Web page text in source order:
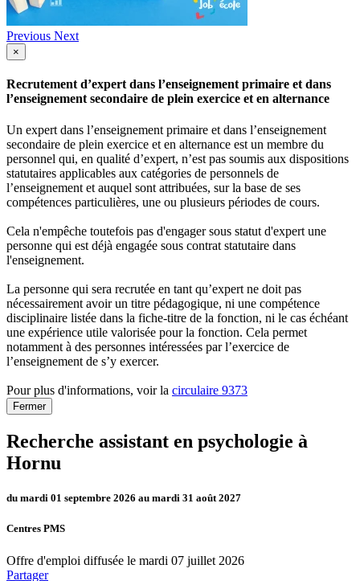
Previous Next
×
Recrutement d’expert dans l’enseignement primaire et dans
l’enseignement secondaire de plein exercice et en alternance
Un expert dans l’enseignement primaire et dans l’enseignement
secondaire de plein exercice et en alternance est un membre du
personnel qui, en qualité d’expert, n’est pas soumis aux dispositions
statutaires applicables aux catégories de personnels de
l’enseignement et auquel sont attribuées, sur la base de ses
compétences particulières, une ou plusieurs périodes de cours.
Cela n'empêche toutefois pas d'engager sous statut d'expert une
personne qui est déjà engagée sous contrat statutaire dans
l'enseignement.
La personne qui sera recrutée en tant qu’expert ne doit pas
nécessairement avoir un titre pédagogique, ni une compétence
disciplinaire listée dans la fiche-titre de la fonction, ni le cas échéant
une expérience utile valorisée pour la fonction. Cela permet
notamment à des personnes intéressées par l’exercice de
l’enseignement de s’y exercer.
Pour plus d'informations, voir la circulaire 9373
Fermer
Recherche assistant en psychologie à
Hornu
du mardi 01 septembre 2026 au mardi 31 août 2027
Centres PMS
Offre d'emploi diffusée le mardi 07 juillet 2026
Partager